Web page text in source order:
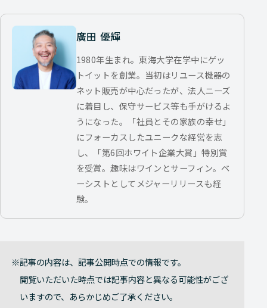
廣田 優輝
1980年生まれ。東海大学在学中にゲッ
トイットを創業。当初はリユース機器の
ネット販売が中心だったが、法人ニーズ
に着目し、保守サービス等も手がけるよ
うになった。「社員とその家族の幸せ」
にフォーカスしたユニークな経営を志
し、「第6回ホワイト企業大賞」特別賞
を受賞。趣味はワインとサーフィン。ベ
ーシストとしてメジャーリリースも経
験。
記事の内容は、記事公開時点での情報です。
閲覧いただいた時点では記事内容と異なる可能性がござ
いますので、あらかじめご了承ください。